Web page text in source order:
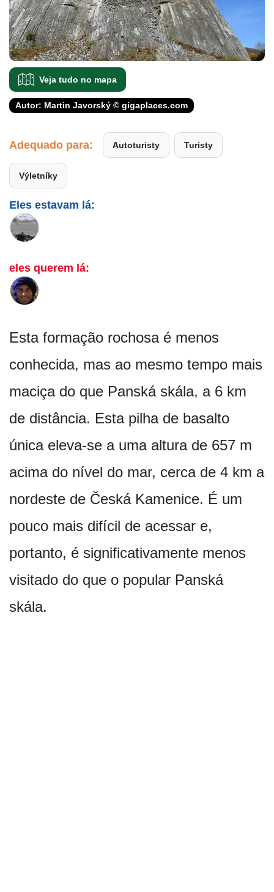
Veja tudo no mapa
Autor: Martin Javorský © gigaplaces.com
Adequado para: Autoturisty Turisty
Výletníky
Eles estavam lá:
eles querem lá:
Esta formação rochosa é menos
conhecida, mas ao mesmo tempo mais
maciça do que Panská skála, a 6 km
de distância. Esta pilha de basalto
única eleva-se a uma altura de 657 m
acima do nível do mar, cerca de 4 km a
nordeste de Česká Kamenice. É um
pouco mais difícil de acessar e,
portanto, é significativamente menos
visitado do que o popular Panská
skála.